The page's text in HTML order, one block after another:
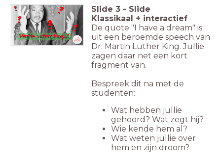
Slide 3 - Slide
Klassikaal + interactief
De quote "I have a dream" is
uit een beroemde speech van
Dr. Martin Luther King. Jullie
zagen daar net een kort
fragment van.
Bespreek dit na met de
studenten:
Wat hebben jullie
gehoord? Wat zegt hij?
Wie kende hem al?
Wat weten jullie over
hem en zijn droom?